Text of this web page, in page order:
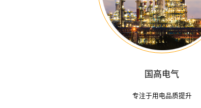
国高电气
专注于用电品质提升